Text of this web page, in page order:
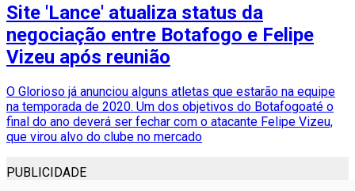
Site 'Lance' atualiza status da
negociação entre Botafogo e Felipe
Vizeu após reunião
O Glorioso já anunciou alguns atletas que estarão na equipe
na temporada de 2020. Um dos objetivos do Botafogoaté o
final do ano deverá ser fechar com o atacante Felipe Vizeu,
que virou alvo do clube no mercado
PUBLICIDADE